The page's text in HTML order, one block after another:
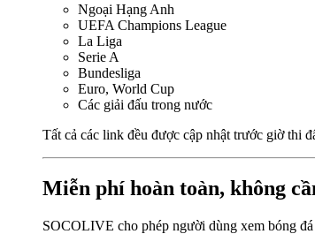
Ngoại Hạng Anh
UEFA Champions League
La Liga
Serie A
Bundesliga
Euro, World Cup
Các giải đấu trong nước
Tất cả các link đều được cập nhật trước giờ thi
Miễn phí hoàn toàn, không
SOCOLIVE cho phép người dùng xem bóng